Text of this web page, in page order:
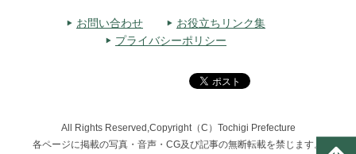
お問い合わせ
お役立ちリンク集
プライバシーポリシー
All Rights Reserved,Copyright（C）Tochigi Prefecture
各ページに掲載の写真・音声・CG及び記事の無断転載を禁じます。